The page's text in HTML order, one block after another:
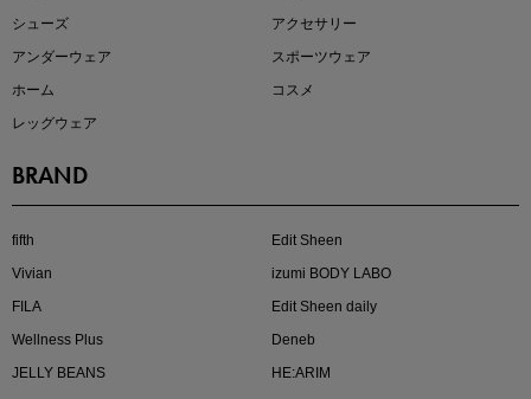
近日販売のアイテムを先見せ
シューズ
アクセサリー
アンダーウェア
スポーツウェア
ホーム
コスメ
レッグウェア
BRAND
fifth
Edit Sheen
Vivian
izumi BODY LABO
FILA
Edit Sheen daily
Wellness Plus
Deneb
JELLY BEANS
HE:ARIM